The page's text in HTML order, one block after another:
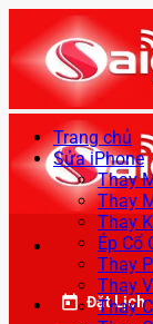
qua
nội
dung
Đặt Lịch
Trang chủ
Sửa iPhone
Thay
Thay
Thay
Ép Cổ
Thay
Thay
Thay